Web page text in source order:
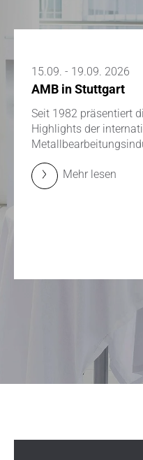
15.09. - 19.09. 2026
AMB in Stuttgart
Seit 1982 präsentiert
Highlights der
Mehr lesen